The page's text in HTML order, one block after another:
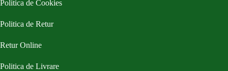
Politica de Cookies
Politica de Retur
Retur Online
Politica de Livrare